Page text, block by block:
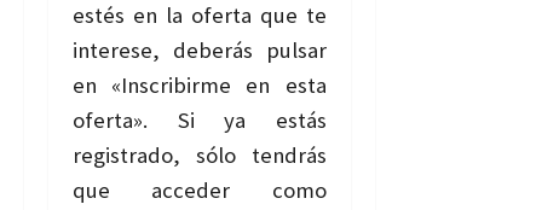
estés en la oferta que te
interese, deberás pulsar
en «Inscribirme en esta
oferta». Si ya estás
registrado, sólo tendrás
que acceder como